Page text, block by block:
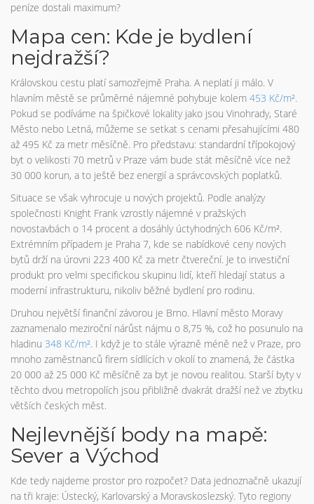
peníze dostali maximum?
Mapa cen: Kde je bydlení
nejdražší?
Královskou cestu platí samozřejmě Praha. A neplatí ji málo. V
hlavním městě se průměrné nájemné pohybuje kolem 453 Kč/m².
Pokud se podíváme na špičkové lokality jako jsou Vinohrady, Staré
Město nebo Letná, můžeme se setkat s cenami přesahujícími 480
až 495 Kč za metr měsíčně. Pro představu: standardní třípokojový
byt o velikosti 70 metrů v Praze vám bude stát měsíčně více než
30 000 korun, a to ještě bez energií a správcovských poplatků.
Situace se však vyhrocuje u nových projektů. Podle analýzy
společnosti Knight Frank vzrostly nájemné v pražských
novostavbách o 14 procent a dosáhly úctyhodných 606 Kč/m².
Extrémním případem je Praha 7, kde se nabídkové ceny nových
bytů drží na úrovni 223 400 Kč za metr čtvereční. Je to investiční
produkt pro velmi specifickou skupinu lidí, kteří hledají status a
moderní infrastrukturu, nikoliv běžné bydlení pro rodinu.
Druhou největší finanční závorou je Brno. Hlavní město Moravy
zaznamenalo meziroční nárůst nájmu o 8,75 %, což ho posunulo na
hladinu 348 Kč/m². I když je to stále výrazně méně než v Praze, pro
mnoho zaměstnanců firem sídlících v okolí to znamená, že částka
20 000 až 25 000 Kč měsíčně za byt je novou realitou. Starší byty v
těchto dvou metropolích jsou přibližně dvakrát dražší než ve zbytku
větších českých měst.
Nejlevnější body na mapě:
Sever a Východ
Kde tedy najdeme prostor pro rozpočet? Data jednoznačně ukazují
na tři kraje: Ústecký, Karlovarský a Moravskoslezský. Tyto regiony